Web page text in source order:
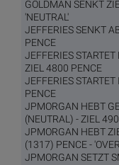
GOLDMAN SENKT
'NEUTRAL'
JEFFERIES SENKT
PENCE
JEFFERIES
ZIEL 4800 PENCE
JEFFERIES
PENCE
JPMORGAN HEBT
(NEUTRAL) - ZIEL
JPMORGAN HEBT
(1317) PENCE -
JPMORGAN SETZT